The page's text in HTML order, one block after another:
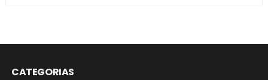
CATEGORIAS